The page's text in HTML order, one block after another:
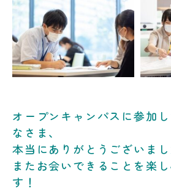
オープンキャンパスに参加
なさま、
本当にありがとうございまし
またお会いできることを楽
す！